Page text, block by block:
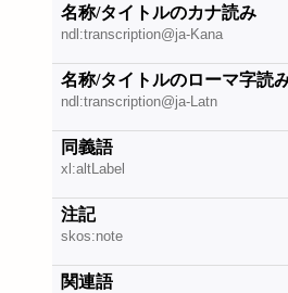
名称/タイトルのカナ読み
ndl:transcription@ja-Kana
名称/タイトルのローマ字読
ndl:transcription@ja-Latn
同義語
xl:altLabel
注記
skos:note
関連語